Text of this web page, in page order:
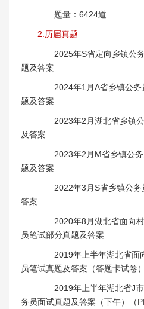
题量：6424道
2.历届真题
2025年S省定向乡镇公务
题及答案
2024年1月A省乡镇公务
题及答案
2023年2月湖北省乡镇公
及答案
2023年2月M省乡镇公务
题及答案
2022年3月S省乡镇公务
答案
2020年8月湖北省面向村
员笔试部分真题及答案
2019年上半年湖北省面
员笔试真题及答案（答题卡试卷）
2019年上半年湖北省J市
务员面试真题及答案（下午）（